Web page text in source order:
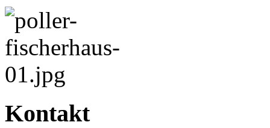
Kontakt